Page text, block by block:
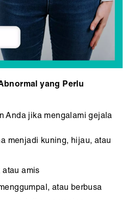
yang Perlu
Anda jika mengalami gejala
menjadi kuning, hijau, atau
atau amis
atau berbusa